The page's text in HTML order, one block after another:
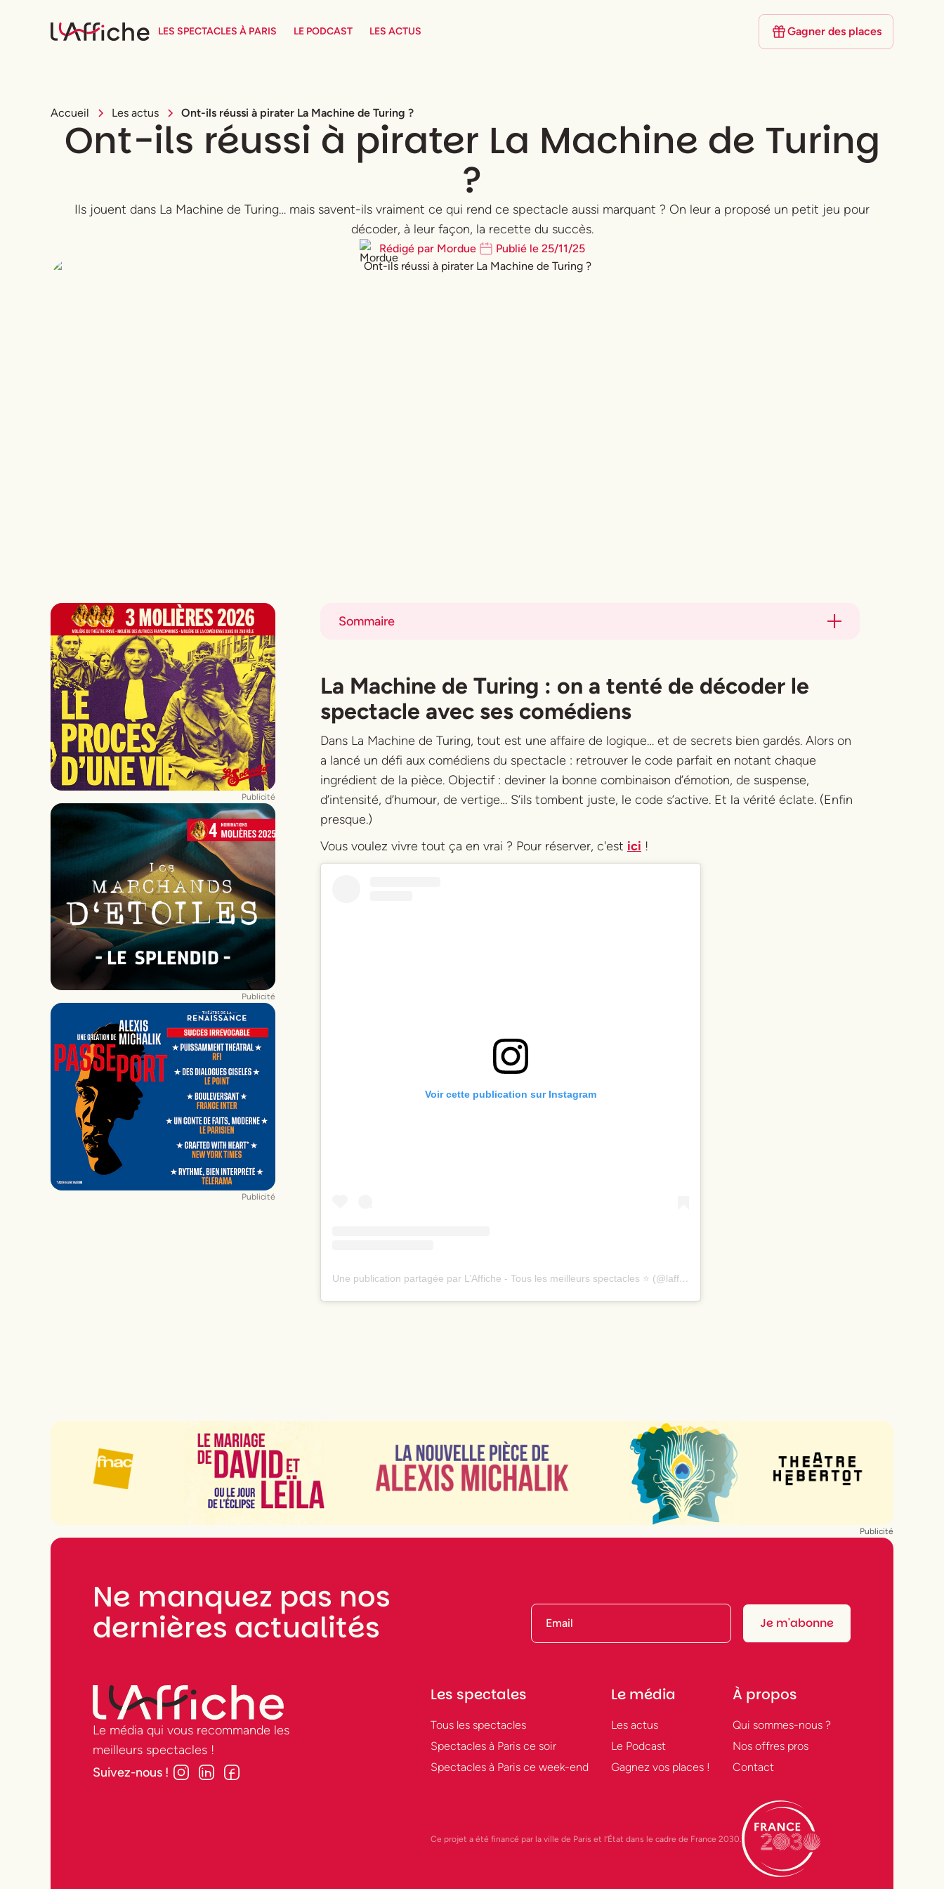
LES SPECTACLES À PARIS LE PODCAST LES ACTUS Gagner des places
Accueil Les actus Ont-ils réussi à pirater La Machine de Turing ?
Ont-ils réussi à pirater La Machine de Turing
?
Ils jouent dans La Machine de Turing… mais savent-ils vraiment ce qui rend ce spectacle aussi marquant ? On leur a proposé un petit jeu pour
décoder, à leur façon, la recette du succès.
Rédigé par Mordue Publié le 25/11/25
Publicité
Publicité
Publicité
Sommaire
Title
La Machine de Turing : on a tenté de décoder le
spectacle avec ses comédiens
Dans La Machine de Turing, tout est une affaire de logique… et de secrets bien gardés. Alors on
a lancé un défi aux comédiens du spectacle : retrouver le code parfait en notant chaque
ingrédient de la pièce. Objectif : deviner la bonne combinaison d’émotion, de suspense,
d’intensité, d’humour, de vertige… S’ils tombent juste, le code s’active. Et la vérité éclate. (Enfin
presque.)
Vous voulez vivre tout ça en vrai ? Pour réserver, c'est ici !
Voir cette publication sur Instagram
Une publication partagée par L’Affiche - Tous les meilleurs spectacles ⭐️ (@laffiche.co)
Publicité
Ne manquez pas nos
dernières actualités
Le média qui vous recommande les
meilleurs spectacles !
Suivez-nous !
Les spectales
Tous les spectacles
Spectacles à Paris ce soir
Spectacles à Paris ce week-end
Le média
Les actus
Le Podcast
Gagnez vos places !
À propos
Qui sommes-nous ?
Nos offres pros
Contact
Ce projet a été financé par la ville de Paris et l’État dans le cadre de France 2030.